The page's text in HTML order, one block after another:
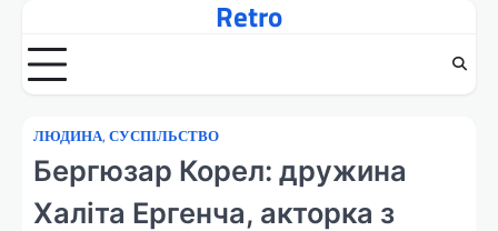
вмісту
Retro
ЛЮДИНА, СУСПІЛЬСТВО
Бергюзар Корел: дружина
Халіта Ергенча, акторка з